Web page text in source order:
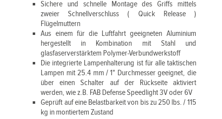
Sichere und schnelle Montage des Griffs mittels
zweier Schnellverschluss ( Quick Release )
Flügelmuttern
Aus einem für die Luftfahrt geeigneten Aluminium
hergestellt in Kombination mit Stahl und
glasfaserverstärktem Polymer-Verbundwerkstoff
Die integrierte Lampenhalterung ist für alle taktischen
Lampen mit 25.4 mm / 1" Durchmesser geeignet, die
über einen Schalter auf der Rückseite aktiviert
werden, wie z.B. FAB Defense Speedlight 3V oder 6V
Geprüft auf eine Belastbarkeit von bis zu 250 lbs. / 115
kg in montiertem Zustand